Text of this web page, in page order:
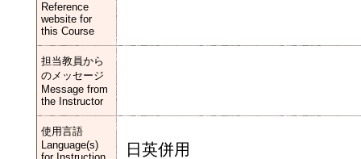
Reference
website for
this Course
担当教員から
のメッセージ
Message from
the Instructor
使用言語
Language(s)
日英併用